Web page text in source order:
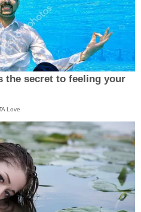
the secret to feeling your
Love